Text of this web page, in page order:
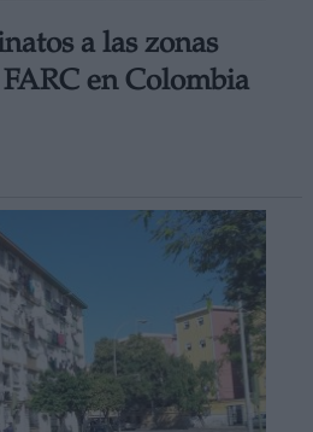
a las zonas
en Colombia